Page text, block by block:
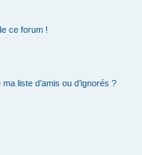
ce forum !
liste d’amis ou d’ignorés ?